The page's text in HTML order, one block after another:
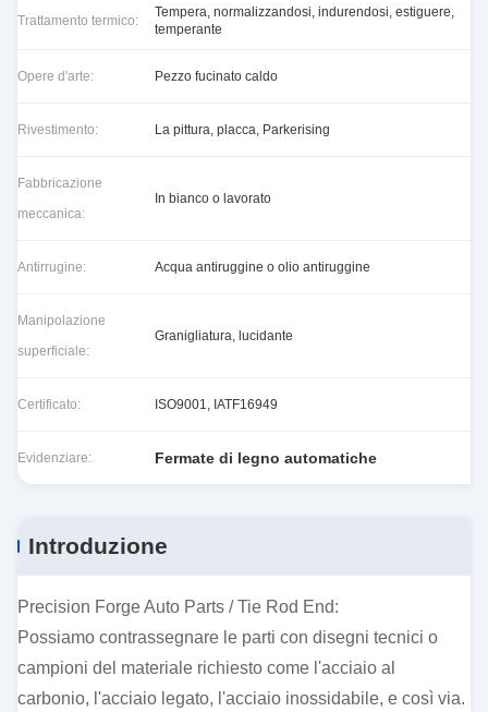
Trattamento termico:
Tempera, normalizzandosi, indurendosi, estiguere,
temperante
Opere d'arte: Pezzo fucinato caldo
Rivestimento: La pittura, placca, Parkerising
Fabbricazione
meccanica:
In bianco o lavorato
Antirrugine: Acqua antiruggine o olio antiruggine
Manipolazione
superficiale:
Granigliatura, lucidante
Certificato: ISO9001, IATF16949
Evidenziare: Fermate di legno automatiche
Introduzione
Precision Forge Auto Parts / Tie Rod End:
Possiamo contrassegnare le parti con disegni tecnici o
campioni del materiale richiesto come l'acciaio al
carbonio, l'acciaio legato, l'acciaio inossidabile, e così via.